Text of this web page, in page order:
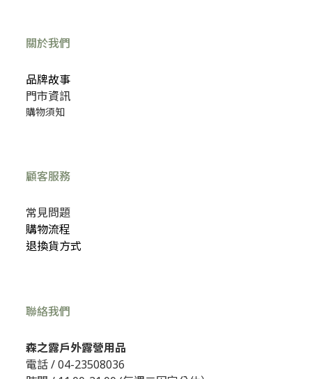
關於我們
品牌故事
門市資訊
購物須知
顧客服務
常見問題
購物流程
退換貨方式
聯絡我們
森之露戶外露營用品
電話 /04-23508036